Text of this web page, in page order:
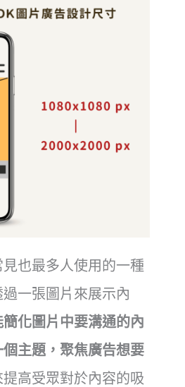
也最多人使用的一種
一張圖片來展示內
簡化圖片中要溝通的內
主題，聚焦廣告想要
提高受眾對於內容的吸